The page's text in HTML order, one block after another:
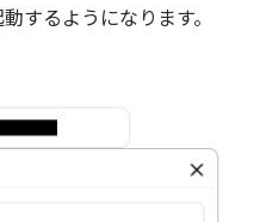
するようになります。